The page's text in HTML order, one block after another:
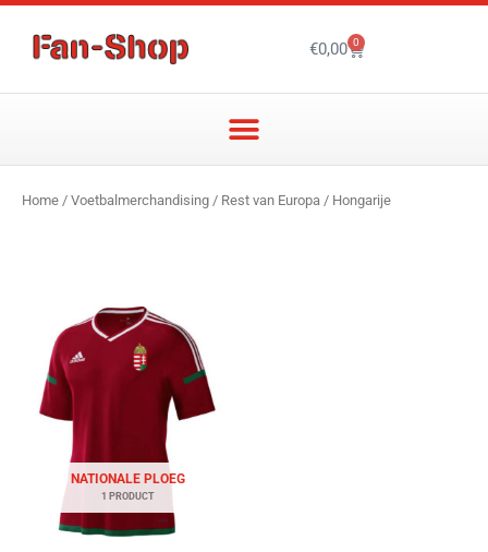
Ga
€0,00 0
Winkelwagen
Home / Voetbalmerchandising / Rest van Europa / Hongarije
NATIONALE PLOEG
1 PRODUCT